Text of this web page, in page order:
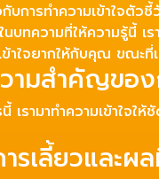
การทำความเข้าใจตัว
นบทความที่ให้ความรู้นี้
าใจยากให้กับคุณ ขณะที่
ามสำคัญของ
เรามาทำความเข้าใจ
ารเลี้ยวและผ